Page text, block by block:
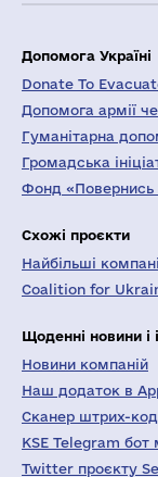
Допомога Україні
Donate To
Допомога армії
Гуманітарна
Громадська
Фонд
Схожі проєкти
Найбільші
Coalition for
Щоденні новини і
Новини компаній
Наш додаток в
Сканер штрих-
KSE Telegram бот
Twitter проєкту